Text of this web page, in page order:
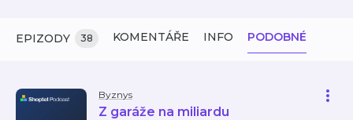
EPIZODY 38 KOMENTÁŘE INFO PODOBNÉ
Byznys
Z garáže na miliardu